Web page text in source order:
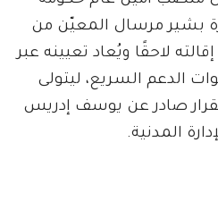
بشير مرسال المعيّن من
لاحقًا ويُعاد تعيينه عبر
الدعم السريع، ليتولى
بقرار صادر عن يوسف إدريس
المدنية.